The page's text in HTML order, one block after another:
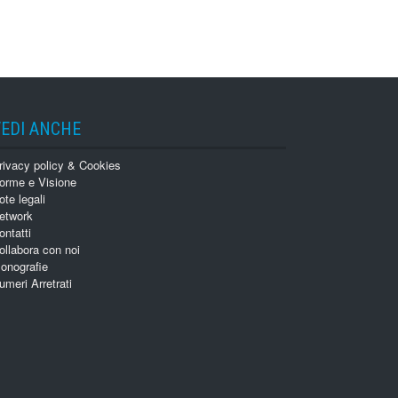
ANCHE
policy & Cookies
e Visione
legali
con noi
Arretrati